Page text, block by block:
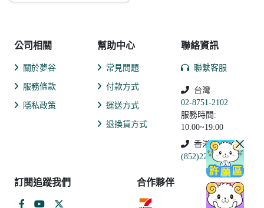
公司相關
關於夢谷
服務條款
隱私政策
幫助中心
常見問題
付款方式
運送方式
退換貨方式
聯絡資訊
聯繫客服
台灣
02-8751-2102
服務時間:
10:00~19:00
香港
(852)2250-9311
訂閱追蹤我們 合作夥伴